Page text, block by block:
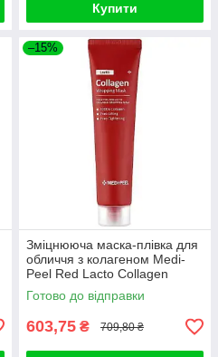
Купити
–15%
Зміцнююча маска-плівка для
обличчя з колагеном Medi-
Peel Red Lacto Collagen
Wrapping Mask 70ml
Готово до відправки
603,75 ₴ 709,80 ₴